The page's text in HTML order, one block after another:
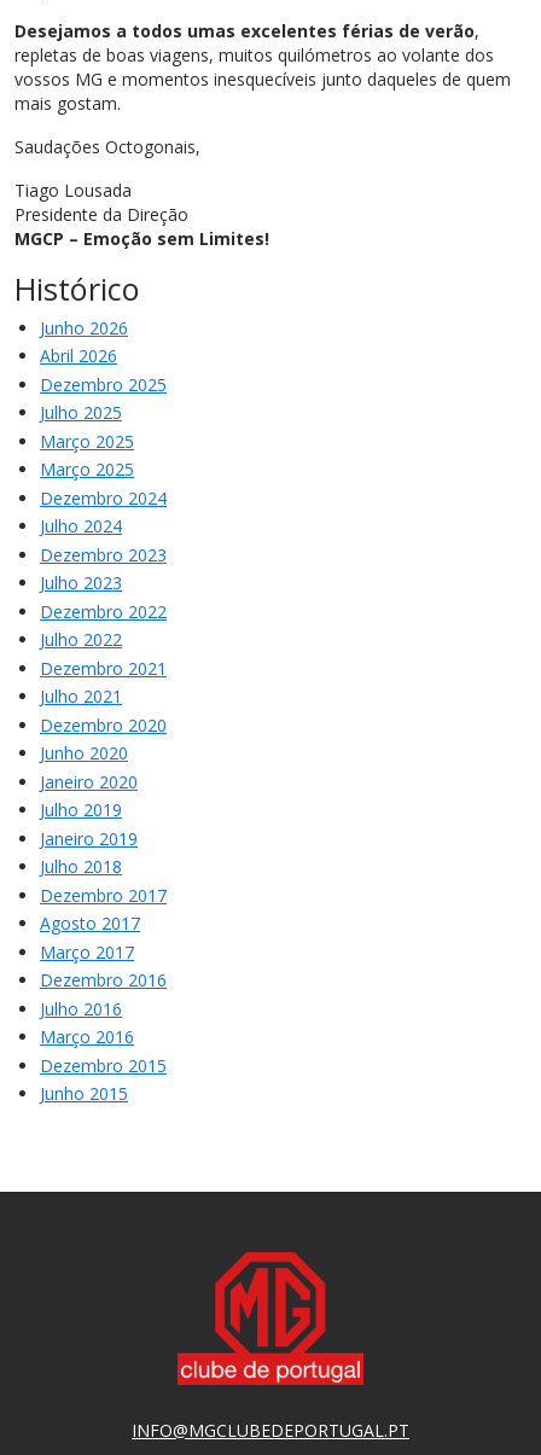
Desejamos a todos umas excelentes férias de verão,
repletas de boas viagens, muitos quilómetros ao volante dos
vossos MG e momentos inesquecíveis junto daqueles de quem
mais gostam.
Saudações Octogonais,
Tiago Lousada
Presidente da Direção
MGCP – Emoção sem Limites!
Histórico
Junho 2026
Abril 2026
Dezembro 2025
Julho 2025
Março 2025
Março 2025
Dezembro 2024
Julho 2024
Dezembro 2023
Julho 2023
Dezembro 2022
Julho 2022
Dezembro 2021
Julho 2021
Dezembro 2020
Junho 2020
Janeiro 2020
Julho 2019
Janeiro 2019
Julho 2018
Dezembro 2017
Agosto 2017
Março 2017
Dezembro 2016
Julho 2016
Março 2016
Dezembro 2015
Junho 2015
INFO@MGCLUBEDEPORTUGAL.PT